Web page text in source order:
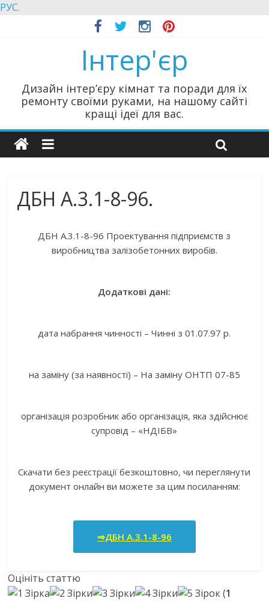
РУС.
Інтер'єр
Дизайн інтер’єру кімнат та поради для їх
ремонту своїми руками, на нашому сайті
кращі ідеї для вас.
ДБН А.3.1-8-96.
ДБН А.3.1-8-96 Проектування підприємств з
виробництва залізобетонних виробів.
Додаткові дані:
дата набрання чинності – Чинні з 01.07.97 р.
на заміну (за наявності) – На заміну ОНТП 07-85
організація розробник або організація, яка здійснює
супровід – «НДІБВ»
Скачати без реєстрації безкоштовно, чи переглянути
документ онлайн ви можете за цим посиланням:
⇒ДБН А.3.1-8-96
Оцініть статтю
(1